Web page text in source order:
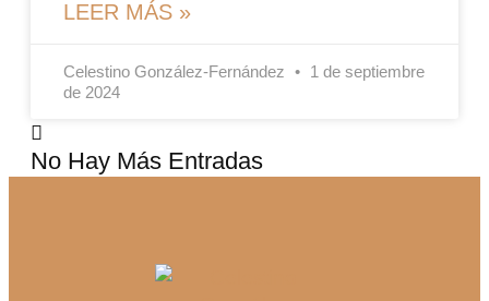
LEER MÁS »
Celestino González-Fernández
1 de septiembre
de 2024
No Hay Más Entradas